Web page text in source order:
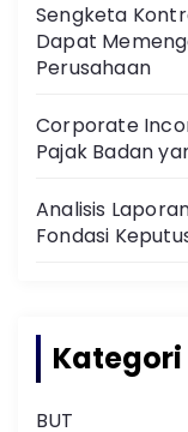
Sengketa
Dapat
Perusahaan
Corporate
Pajak Badan
Analisis
Fondasi
Kategori
BUT